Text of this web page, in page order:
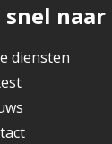
snel naar
diensten